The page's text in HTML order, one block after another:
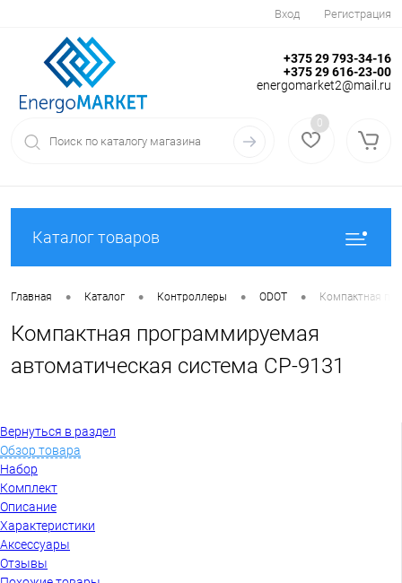
Вход Регистрация
+375 29 793-34-16
+375 29 616-23-00
energomarket2@mail.ru
0
Каталог товаров
Главная • Каталог • Контроллеры • ODOT • Компактная
Компактная программируемая
автоматическая система CP-9131
Вернуться в раздел
Обзор товара
Набор
Комплект
Описание
Характеристики
Аксессуары
Отзывы